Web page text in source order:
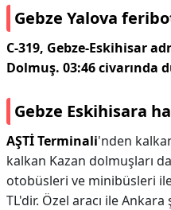
Gebze Yalova
C-319, Gebze-Eskihisar
Dolmuş. 03:46 civarında
Gebze Eskihisara
AŞTİ Terminali'nden
kalkan Kazan dolmuşları
otobüsleri ve minibüsleri
TL'dir. Özel aracı ile